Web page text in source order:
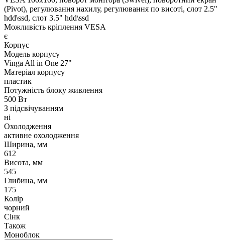
(Pivot), регулювання нахилу, регулювання по висоті, слот 2.5"
hdd\ssd, слот 3.5" hdd\ssd
Можливість кріплення VESA
є
Корпус
Модель корпусу
Vinga All in One 27"
Матеріал корпусу
пластик
Потужність блоку живлення
500 Вт
З підсвічуванням
ні
Охолодження
активне охолодження
Ширина, мм
612
Висота, мм
545
Глибина, мм
175
Колір
чорний
Сінк
Також
Моноблок